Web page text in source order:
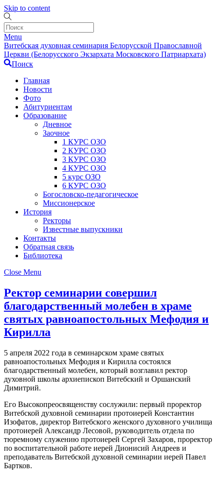
Skip to content
Menu
Витебская духовная семинария Белорусской Православной
Церкви (Белорусского Экзархата Московского Патриархата)
Поиск
Главная
Новости
Фото
Абитуриентам
Образование
Дневное
Заочное
1 КУРС ОЗО
2 КУРС ОЗО
3 КУРС ОЗО
4 КУРС ОЗО
5 курс ОЗО
6 КУРС ОЗО
Богословско-педагогическое
Миссионерское
История
Ректоры
Известные выпускники
Контакты
Обратная связь
Библиотека
Close Menu
Ректор семинарии совершил
благодарственный молебен в храме
святых равноапостольных Мефодия и
Кирилла
5 апреля 2022 года в семинарском храме святых
равноапостольных Мефодия и Кирилла состоялся
благодарственный молебен, который возглавил ректор
духовной школы архиепископ Витебский и Оршанский
Димитрий.
Его Высокопреосвященству сослужили: первый проректор
Витебской духовной семинарии протоиерей Константин
Изофатов, директор Витебского женского духовного училища
протоиерей Александр Лесовой, руководитель отдела по
тюремному служению протоиерей Сергей Захаров, проректор
по воспитательной работе иерей Дионисий Андреев и
преподаватель Витебской духовной семинарии иерей Павел
Бартков.